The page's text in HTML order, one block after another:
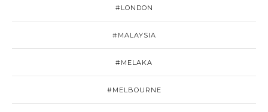
#LONDON
#MALAYSIA
#MELAKA
#MELBOURNE